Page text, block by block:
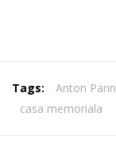
Tags: Anton Pann
casa memoriala